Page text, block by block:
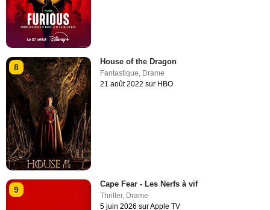
8
House of the Dragon
Fantastique, Drame
21 août 2022 sur HBO
9
Cape Fear - Les Nerfs à vif
Thriller, Drame
5 juin 2026 sur Apple TV